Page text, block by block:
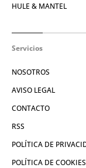
HULE & MANTEL
Servicios
NOSOTROS
AVISO LEGAL
CONTACTO
RSS
POLÍTICA DE
POLÍTICA DE COOKIES